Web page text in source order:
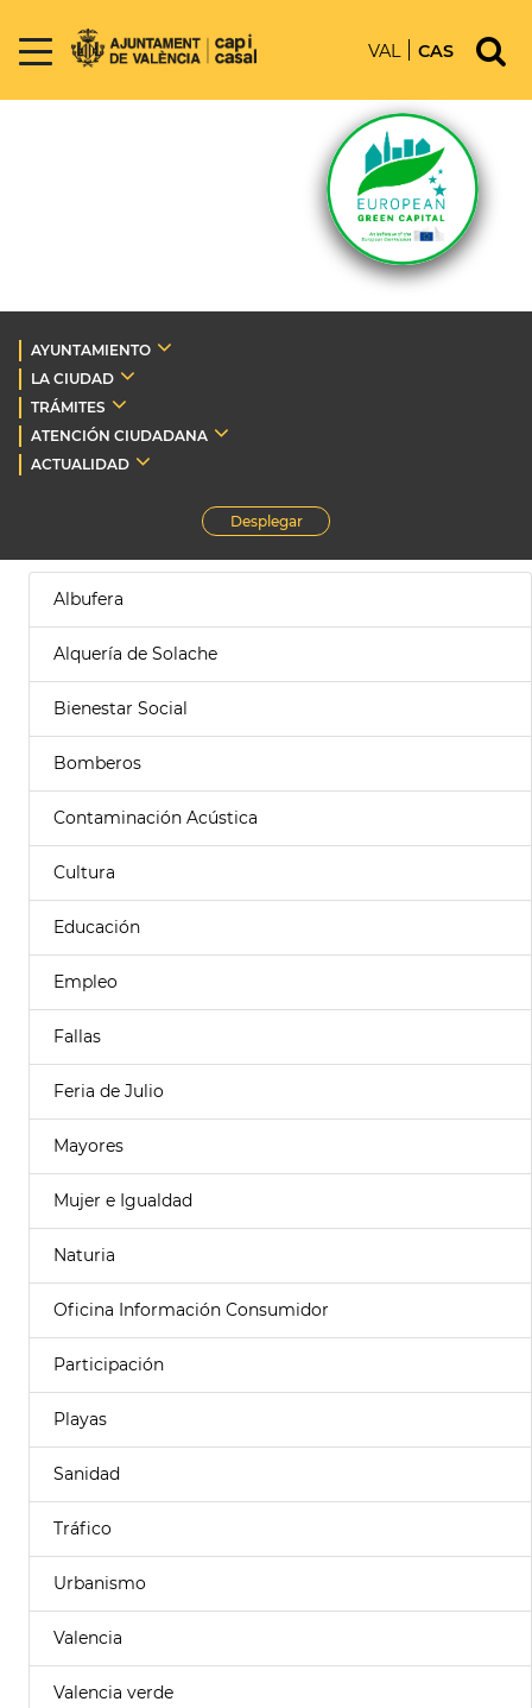
VAL CAS
AYUNTAMIENTO
LA CIUDAD
TRÁMITES
ATENCIÓN CIUDADANA
ACTUALIDAD
Desplegar
Albufera
Alquería de Solache
Bienestar Social
Bomberos
Contaminación Acústica
Cultura
Educación
Empleo
Fallas
Feria de Julio
Mayores
Mujer e Igualdad
Naturia
Oficina Información Consumidor
Participación
Playas
Sanidad
Tráfico
Urbanismo
Valencia
Valencia verde